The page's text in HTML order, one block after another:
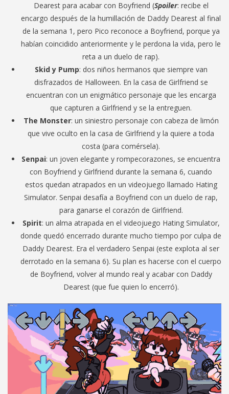
Dearest para acabar con Boyfriend (Spoiler: recibe el
encargo después de la humillación de Daddy Dearest al final
de la semana 1, pero Pico reconoce a Boyfriend, porque ya
habían coincidido anteriormente y le perdona la vida, pero le
reta a un duelo de rap).
Skid y Pump: dos niños hermanos que siempre van
disfrazados de Halloween. En la casa de Girlfriend se
encuentran con un enigmático personaje que les encarga
que capturen a Girlfriend y se la entreguen.
The Monster: un siniestro personaje con cabeza de limón
que vive oculto en la casa de Girlfriend y la quiere a toda
costa (para comérsela).
Senpai: un joven elegante y rompecorazones, se encuentra
con Boyfriend y Girlfriend durante la semana 6, cuando
estos quedan atrapados en un videojuego llamado Hating
Simulator. Senpai desafía a Boyfriend con un duelo de rap,
para ganarse el corazón de Girlfriend.
Spirit: un alma atrapada en el videojuego Hating Simulator,
donde quedó encerrado durante mucho tiempo por culpa de
Daddy Dearest. Era el verdadero Senpai (este explota al ser
derrotado en la semana 6). Su plan es hacerse con el cuerpo
de Boyfriend, volver al mundo real y acabar con Daddy
Dearest (que fue quien lo encerró).